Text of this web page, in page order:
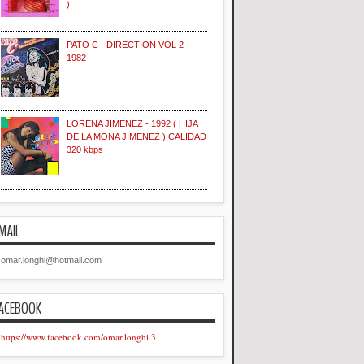
)
PATO C - DIRECTION VOL 2 -
1982
LORENA JIMENEZ - 1992 ( HIJA
DE LA MONA JIMENEZ ) CALIDAD
320 kbps
omar.longhi@hotmail.com
https://www.facebook.com/omar.longhi.3